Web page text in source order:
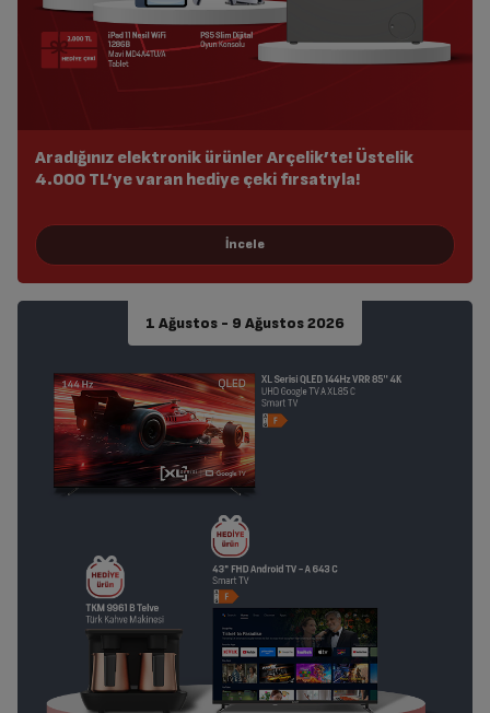
Aradığınız elektronik ürünler Arçelik’te! Üstelik
4.000 TL’ye varan hediye çeki fırsatıyla!
1 Ağustos - 9 Ağustos 2026